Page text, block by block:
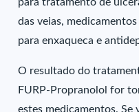
das veias,
para enxaqueca e
O resultado do
FURP-Propranolol for
estes medicamentos.